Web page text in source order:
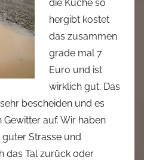
die Küche so
hergibt kostet
das zusammen
grade mal 7
Euro und ist
wirklich gut. Das
bescheiden und es
auf. Wir haben
Strasse und
das Tal zurück oder